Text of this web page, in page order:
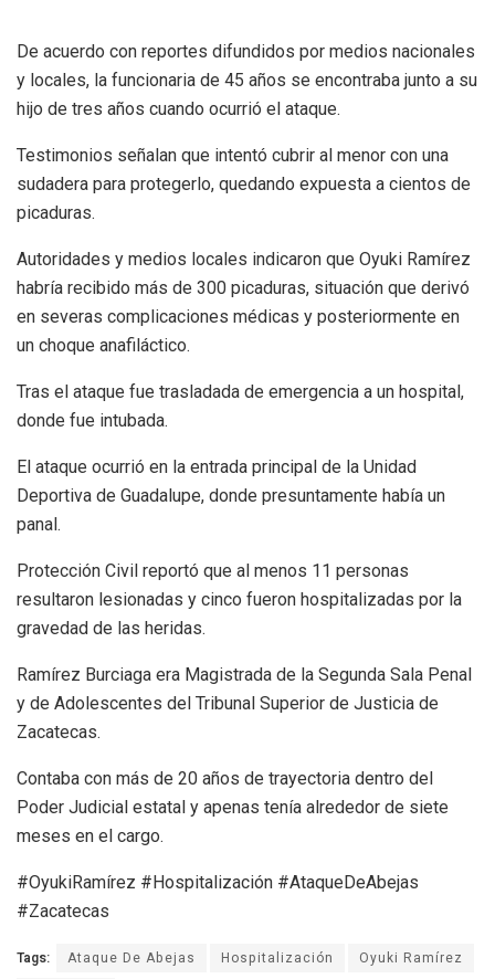
De acuerdo con reportes difundidos por medios nacionales
y locales, la funcionaria de 45 años se encontraba junto a su
hijo de tres años cuando ocurrió el ataque.
Testimonios señalan que intentó cubrir al menor con una
sudadera para protegerlo, quedando expuesta a cientos de
picaduras.
Autoridades y medios locales indicaron que Oyuki Ramírez
habría recibido más de 300 picaduras, situación que derivó
en severas complicaciones médicas y posteriormente en
un choque anafiláctico.
Tras el ataque fue trasladada de emergencia a un hospital,
donde fue intubada.
El ataque ocurrió en la entrada principal de la Unidad
Deportiva de Guadalupe, donde presuntamente había un
panal.
Protección Civil reportó que al menos 11 personas
resultaron lesionadas y cinco fueron hospitalizadas por la
gravedad de las heridas.
Ramírez Burciaga era Magistrada de la Segunda Sala Penal
y de Adolescentes del Tribunal Superior de Justicia de
Zacatecas.
Contaba con más de 20 años de trayectoria dentro del
Poder Judicial estatal y apenas tenía alrededor de siete
meses en el cargo.
#OyukiRamírez #Hospitalización #AtaqueDeAbejas
#Zacatecas
Tags: Ataque De Abejas Hospitalización
Oyuki Ramírez